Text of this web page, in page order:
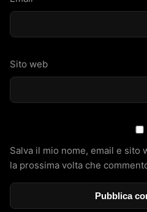
Sito web
Salva il mio nome, email e
la prossima volta che